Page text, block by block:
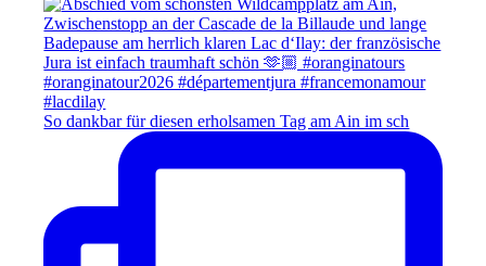
So dankbar für diesen erholsamen Tag am Ain im sch